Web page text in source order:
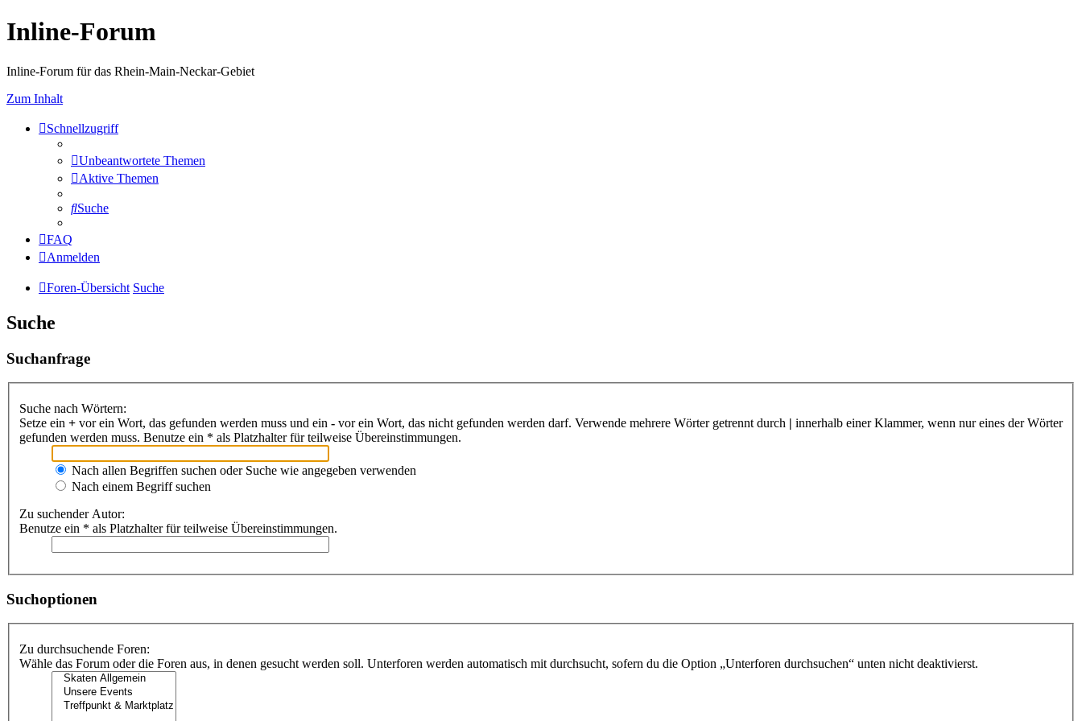
Inline-Forum
Inline-Forum für das Rhein-Main-Neckar-Gebiet
Zum Inhalt
Schnellzugriff
Unbeantwortete Themen
Aktive Themen
Suche
FAQ
Anmelden
Foren-Übersicht Suche
Suche
Suchanfrage
Suche nach Wörtern:
Setze ein + vor ein Wort, das gefunden werden muss und ein - vor ein Wort, das nicht gefunden werden darf. Verwende mehrere Wörter getrennt durch | innerhalb einer Klammer, wenn nur eines der Wörter
gefunden werden muss. Benutze ein * als Platzhalter für teilweise Übereinstimmungen.
Nach allen Begriffen suchen oder Suche wie angegeben verwenden
Nach einem Begriff suchen
Zu suchender Autor:
Benutze ein * als Platzhalter für teilweise Übereinstimmungen.
Suchoptionen
Zu durchsuchende Foren:
Wähle das Forum oder die Foren aus, in denen gesucht werden soll. Unterforen werden automatisch mit durchsucht, sofern du die Option „Unterforen durchsuchen“ unten nicht deaktivierst.